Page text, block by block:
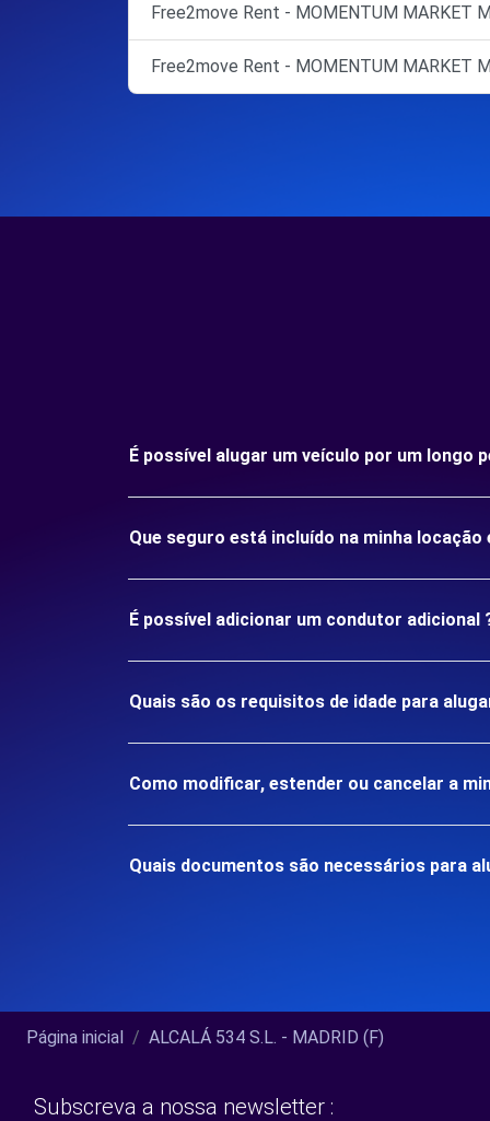
Free2move Rent - MOMENTUM MARKET
Free2move Rent - MOMENTUM MARKET
É possível alugar um veículo por um longo
Que seguro está incluído na minha locação
É possível adicionar um condutor adicional
Quais são os requisitos de idade para
Como modificar, estender ou cancelar a
Quais documentos são necessários para
Página inicial ALCALÁ 534 S.L. - MADRID (F)
Subscreva a nossa newsletter :